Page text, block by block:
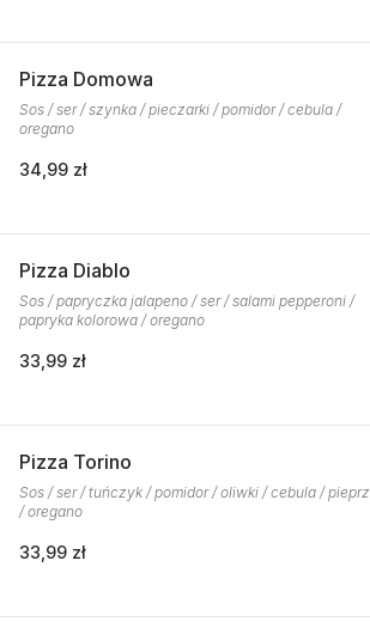
Pizza Domowa
Sos / ser / szynka / pieczarki / pomidor / cebula /
oregano
34,99 zł
Pizza Diablo
Sos / papryczka jalapeno / ser / salami pepperoni /
papryka kolorowa / oregano
33,99 zł
Pizza Torino
Sos / ser / tuńczyk / pomidor / oliwki / cebula / pieprz
/ oregano
33,99 zł